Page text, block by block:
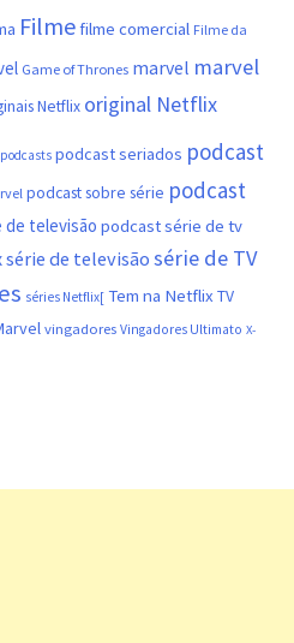
Filmefilme comercial Filme da
Game of Thrones marvel marvel
Netflix original Netflix
podcasts podcast seriados podcast
podcast sobre série podcast
de televisão podcast série de tv
série de televisão série de TV
séries Netflix[ Tem na Netflix TV
vingadores Vingadores Ultimato X-